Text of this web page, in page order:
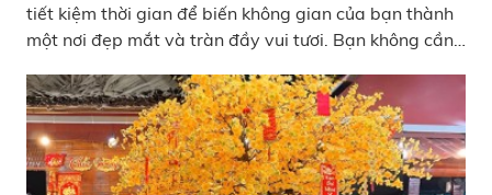
tiết kiệm thời gian để biến không gian của bạn thành
một nơi đẹp mắt và tràn đầy vui tươi. Bạn không cần
chúng giống như cây thật.